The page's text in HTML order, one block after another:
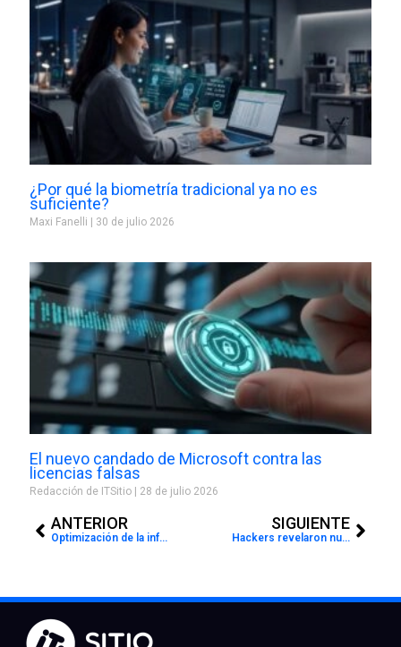
¿Por qué la biometría tradicional ya no es
suficiente?
Maxi Fanelli 30 de julio 2026
El nuevo candado de Microsoft contra las
licencias falsas
Redacción de ITSitio 28 de julio 2026
ANTERIOR
Optimización de la infraestructura de comunicaciones en organismo previsional
SIGUIENTE
Hackers revelaron nuevas técnicas de ataque a redes corporativas en Argentina